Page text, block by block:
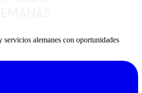
servicios alemanes con oportunidades